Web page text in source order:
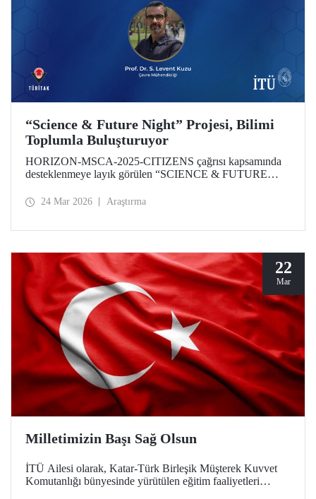
“Science & Future Night” Projesi, Bilimi
Toplumla Buluşturuyor
HORIZON-MSCA-2025-CITIZENS çağrısı kapsamında
desteklenmeye layık görülen “SCIENCE & FUTURE
akademisyenimiz Prof. Dr. Levent Kuzu yürütücülüğünde
ve araştırma kültürünün şehir yaşamı ile entegrasyonunu
hedefliyor.
24 Mar 2026 Araştırma
22
Mar
Milletimizin Başı Sağ Olsun
İTÜ Ailesi olarak, Katar-Türk Birleşik Müşterek Kuvvet
Komutanlığı bünyesinde yürütülen eğitim faaliyetleri